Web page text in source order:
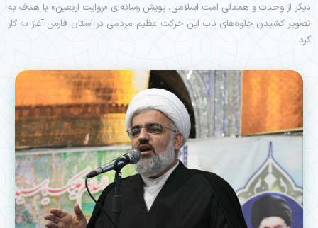
دیگر از وحدت و همدلی امت اسلامی، پویش رسانه‌ای «روایت اربعین» با هدف به
تصویر کشیدن جلوه‌های ناب این حرکت عظیم مردمی در استان فارس آغاز به کار
کرد.